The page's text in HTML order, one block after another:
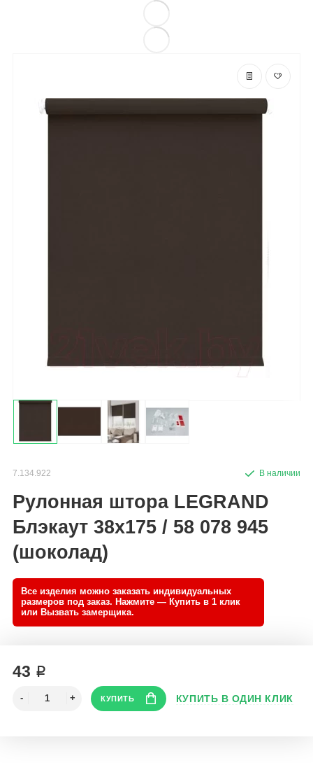
7.134.922
Рулонная штора LEGRAND
Блэкаут 38x175 / 58 078 945
(шоколад)
43 ₽